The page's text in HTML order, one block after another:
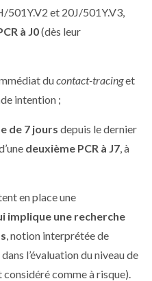
501Y.V2 et 20J/501Y.V3,
à J0(dès leur
ducontact-tracinget
intention ;
de 7 jours depuis le dernier
deuxième PCR à J7, à
en place une
implique une recherche
, notion interprétée de
l’évaluation du niveau de
comme à risque).